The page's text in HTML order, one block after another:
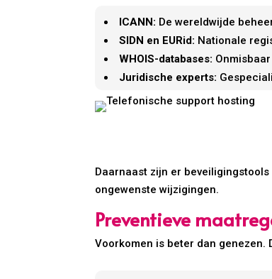
ICANN: De wereldwijde
SIDN en EURid: Nationale
WHOIS-databases:
Juridische experts:
Daarnaast zijn er
ongewenste wijzigingen.
Preventieve
Voorkomen is beter dan